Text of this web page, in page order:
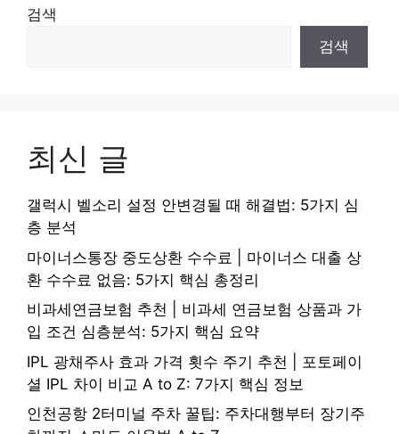
검색
검색
최신 글
갤럭시 벨소리 설정 안변경될 때 해결법: 5가지 심
층 분석
마이너스통장 중도상환 수수료 | 마이너스 대출 상
환 수수료 없음: 5가지 핵심 총정리
비과세연금보험 추천 | 비과세 연금보험 상품과 가
입 조건 심층분석: 5가지 핵심 요약
IPL 광채주사 효과 가격 횟수 주기 추천 | 포토페이
셜 IPL 차이 비교 A to Z: 7가지 핵심 정보
인천공항 2터미널 주차 꿀팁: 주차대행부터 장기주